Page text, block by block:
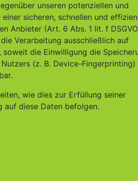
unseren potenziellen und
sicheren, schnellen und
Anbieter (Art. 6 Abs. 1 lit. f
Verarbeitung ausschließlich auf
soweit die Einwilligung die
(z. B. Device-Fingerprinting)
wie dies zur Erfüllung seiner
auf diese Daten befolgen.